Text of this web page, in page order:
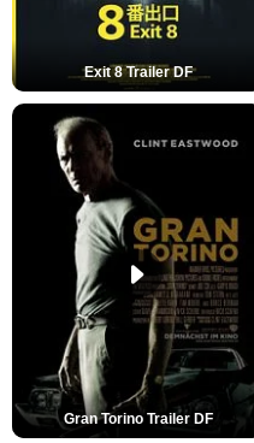
Exit 8 Trailer DF
Gran Torino Trailer DF